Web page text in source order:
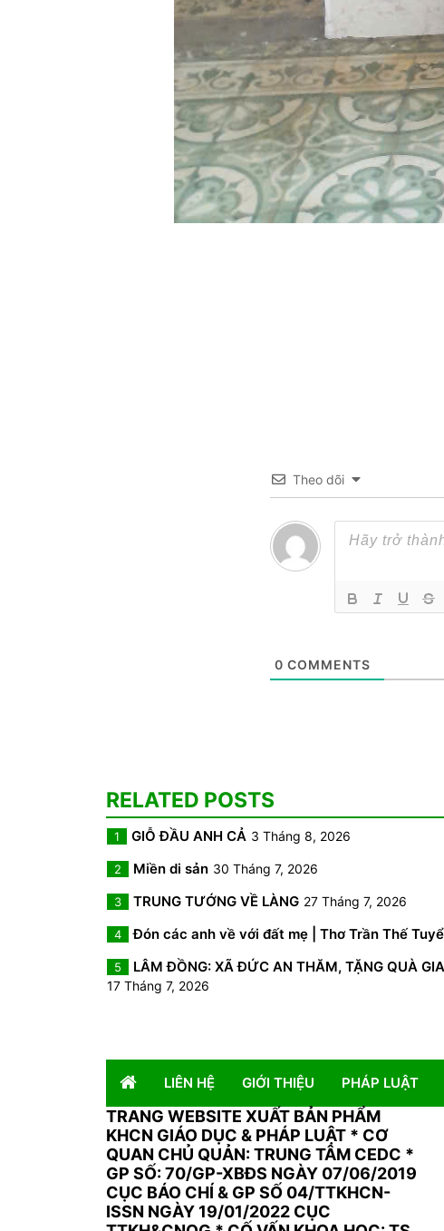
Theo dõi
0 COMMENTS
RELATED POSTS
1 GIỖ ĐẦU ANH CẢ 3 Tháng 8, 2026
2 Miền di sản 30 Tháng 7, 2026
3 TRUNG TƯỚNG VỀ LÀNG 27 Tháng 7, 2026
4 Đón các anh về với đất mẹ | Thơ Trần Thế
5 LÂM ĐỒNG: XÃ ĐỨC AN THĂM, TẶNG QUÀ
17 Tháng 7, 2026
LIÊN HỆ GIỚI THIỆU PHÁP LUẬT
TRANG WEBSITE XUẤT BẢN PHẨM
KHCN GIÁO DỤC & PHÁP LUẬT * CƠ
QUAN CHỦ QUẢN: TRUNG TÂM CEDC *
GP SỐ: 70/GP-XBĐS NGÀY 07/06/2019
CỤC BÁO CHÍ & GP SỐ 04/TTKHCN-
ISSN NGÀY 19/01/2022 CỤC